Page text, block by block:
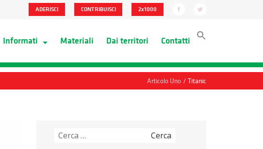
ADERISCI CONTRIBUISCI 2x1000
Informati Materiali Dai territori Contatti
Articolo Uno / Titanic